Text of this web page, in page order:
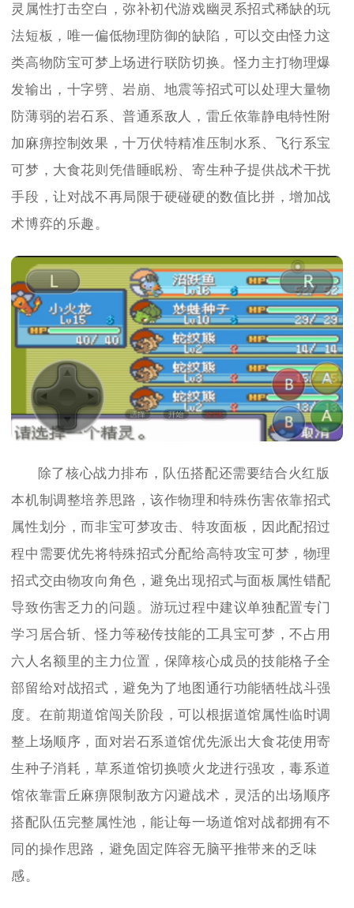
灵属性打击空白，弥补初代游戏幽灵系招式稀缺的玩
法短板，唯一偏低物理防御的缺陷，可以交由怪力这
类高物防宝可梦上场进行联防切换。怪力主打物理爆
发输出，十字劈、岩崩、地震等招式可以处理大量物
防薄弱的岩石系、普通系敌人，雷丘依靠静电特性附
加麻痹控制效果，十万伏特精准压制水系、飞行系宝
可梦，大食花则凭借睡眠粉、寄生种子提供战术干扰
手段，让对战不再局限于硬碰硬的数值比拼，增加战
术博弈的乐趣。
除了核心战力排布，队伍搭配还需要结合火红版
本机制调整培养思路，该作物理和特殊伤害依靠招式
属性划分，而非宝可梦攻击、特攻面板，因此配招过
程中需要优先将特殊招式分配给高特攻宝可梦，物理
招式交由物攻向角色，避免出现招式与面板属性错配
导致伤害乏力的问题。游玩过程中建议单独配置专门
学习居合斩、怪力等秘传技能的工具宝可梦，不占用
六人名额里的主力位置，保障核心成员的技能格子全
部留给对战招式，避免为了地图通行功能牺牲战斗强
度。在前期道馆闯关阶段，可以根据道馆属性临时调
整上场顺序，面对岩石系道馆优先派出大食花使用寄
生种子消耗，草系道馆切换喷火龙进行强攻，毒系道
馆依靠雷丘麻痹限制敌方闪避战术，灵活的出场顺序
搭配队伍完整属性池，能让每一场道馆对战都拥有不
同的操作思路，避免固定阵容无脑平推带来的乏味
感。